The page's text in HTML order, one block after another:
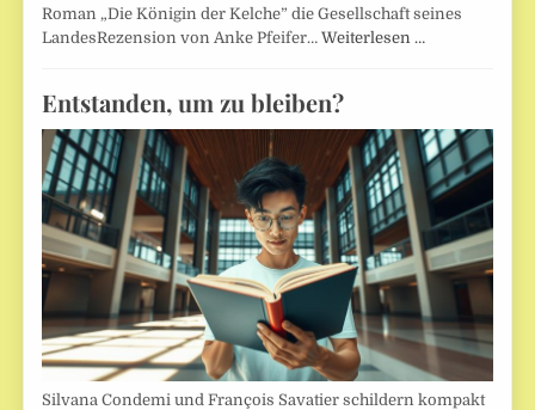
Roman „Die Königin der Kelche” die Gesellschaft seines
LandesRezension von Anke Pfeifer…Weiterlesen …
Entstanden, um zu bleiben?
Silvana Condemi und François Savatier schildern kompakt